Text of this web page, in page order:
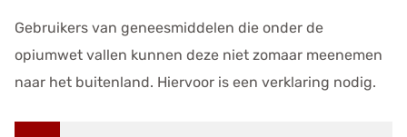
e
n
s
Gebruikers van geneesmiddelen die onder de
opiumwet vallen kunnen deze niet zomaar meenemen
naar het buitenland. Hiervoor is een verklaring nodig.